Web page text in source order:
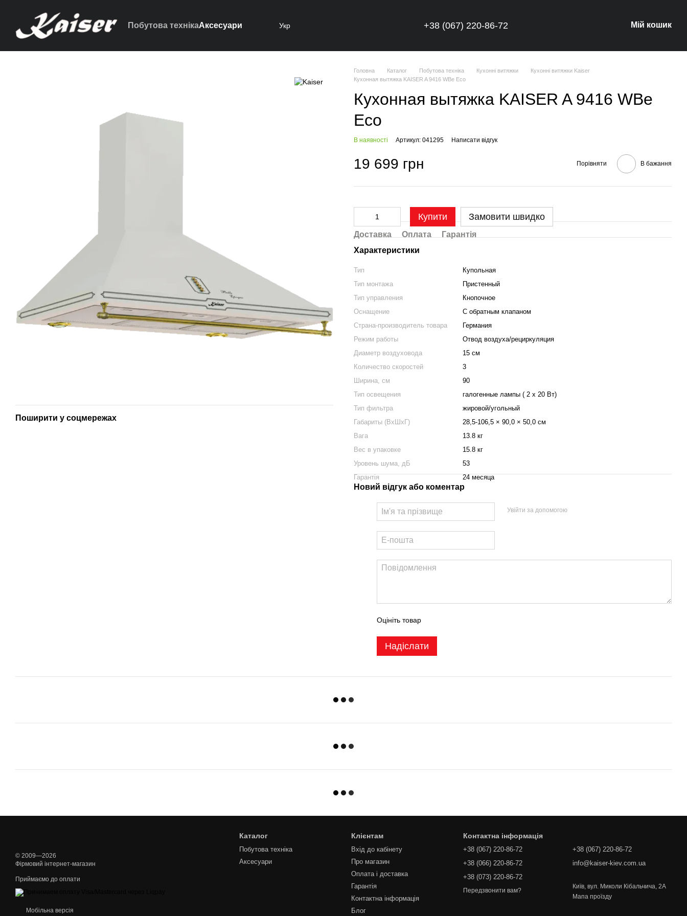
Побутова технікаАксесуари Укр +38 (067) 220-86-72 Мій кошик
Поширити у соцмережах
Головна Каталог Побутова техніка Кухонні витяжки
Кухонні витяжки Kaiser
Кухонная вытяжка KAISER A 9416 WBe Eco
Кухонная вытяжка KAISER A 9416 WBe
Eco
В наявності Артикул: 041295 Написати відгук
19 699 грн Порівняти В бажання
Купити Замовити швидко
Доставка Оплата
Гарантія
Характеристики
Тип
Купольная
Тип монтажа
Пристенный
Тип управления
Кнопочное
Оснащение
С обратным клапаном
Страна-производитель товара
Германия
Режим работы
Отвод воздуха/рециркуляция
Диаметр воздуховода
15 см
Количество скоростей
3
Ширина, см
90
Тип освещения
галогенные лампы ( 2 х 20 Вт)
Тип фильтра
жировой/угольный
Габариты (ВхШхГ)
28,5-106,5 × 90,0 × 50,0 см
Вага
13.8 кг
Вес в упаковке
15.8 кг
Уровень шума, дБ
53
Гарантія
24 месяца
Новий відгук або коментар
Увійти за допомогою
Оцініть товар
Надіслати
© 2009—2026
Фірмовий інтернет-магазин
Приймаємо до оплати
Мобільна версія
Каталог
Побутова техніка
Аксесуари
Клієнтам
Вхід до кабінету
Про магазин
Оплата і доставка
Гарантія
Контактна інформація
Блог
Контактна інформація
+38 (067) 220-86-72
+38 (066) 220-86-72
+38 (073) 220-86-72
Передзвонити вам?
+38 (067) 220-86-72
info@kaiser-kiev.com.ua
Київ, вул. Миколи Кібальчича, 2А
Мапа проїзду